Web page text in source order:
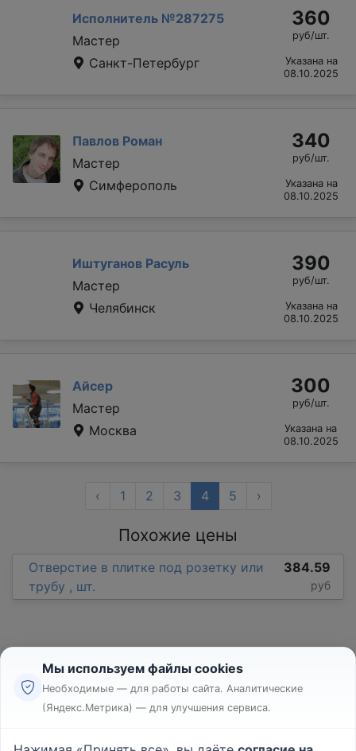
Исполнитель №287275
Мастер
Санкт-Петербург
360
руб/шт.
Указана на
08.10.2025
Павлов Роман
Мастер
Симферополь
340
руб/шт.
Указана на
08.10.2025
Иштуганов Расуль
Мастер
Челябинск
390
руб/шт.
Указана на
08.10.2025
Айсер
Мастер
Москва
300
руб/шт.
Указана на
08.10.2025
‹ 1 2 3 4 5 ›
Похожие цены
Отверстие в плитке под розетку или
трубу , шт.
384.59
руб
Реклама
Мы используем файлы cookies
Необходимые — для работы сайта. Аналитические
(Яндекс.Метрика) — для улучшения сервиса.